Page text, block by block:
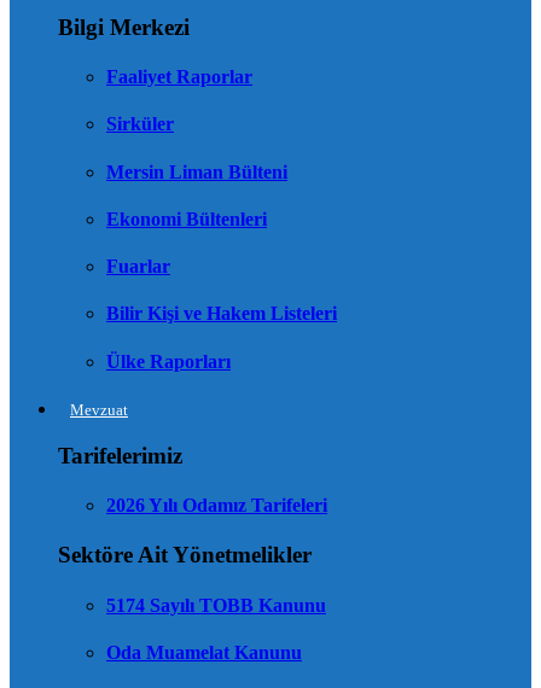
Bilgi Merkezi
Faaliyet Raporlar
Sirküler
Mersin Liman Bülteni
Ekonomi Bültenleri
Fuarlar
Bilir Kişi ve Hakem Listeleri
Ülke Raporları
Mevzuat
Tarifelerimiz
2026 Yılı Odamız Tarifeleri
Sektöre Ait Yönetmelikler
5174 Sayılı TOBB Kanunu
Oda Muamelat Kanunu